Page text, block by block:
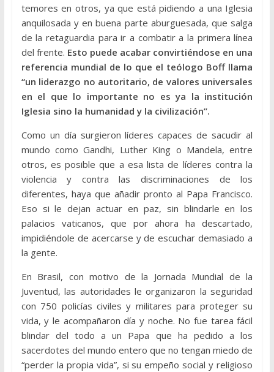
temores en otros, ya que está pidiendo a una Iglesia
anquilosada y en buena parte aburguesada, que salga
de la retaguardia para ir a combatir a la primera línea
del frente. Esto puede acabar convirtiéndose en una
referencia mundial de lo que el teólogo Boff llama
“un liderazgo no autoritario, de valores universales
en el que lo importante no es ya la institución
Iglesia sino la humanidad y la civilización”.
Como un día surgieron líderes capaces de sacudir al
mundo como Gandhi, Luther King o Mandela, entre
otros, es posible que a esa lista de líderes contra la
violencia y contra las discriminaciones de los
diferentes, haya que añadir pronto al Papa Francisco.
Eso si le dejan actuar en paz, sin blindarle en los
palacios vaticanos, que por ahora ha descartado,
impidiéndole de acercarse y de escuchar demasiado a
la gente.
En Brasil, con motivo de la Jornada Mundial de la
Juventud, las autoridades le organizaron la seguridad
con 750 policías civiles y militares para proteger su
vida, y le acompañaron día y noche. No fue tarea fácil
blindar del todo a un Papa que ha pedido a los
sacerdotes del mundo entero que no tengan miedo de
“perder la propia vida”, si su empeño social y religioso